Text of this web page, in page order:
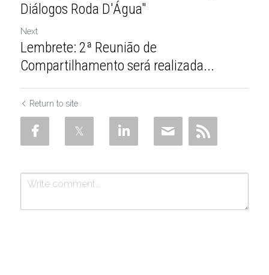
Diálogos Roda D'Água"
Next
Lembrete: 2ª Reunião de
Compartilhamento será realizada...
Return to site